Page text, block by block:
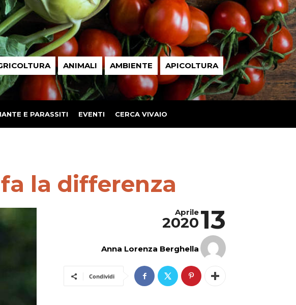
ANIMALI AMBIENTE APICOLTURA
E PARASSITI EVENTI CERCA VIVAIO
la differenza
13
Aprile
2020
Anna Lorenza Berghella
Condividi